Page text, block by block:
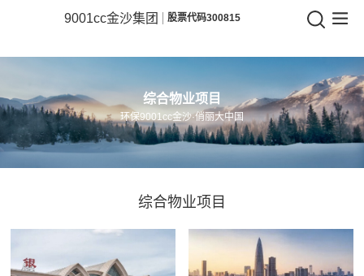
9001cc金沙集团
沙
集
团
股票代码300815
综合物业项目
环保9001cc金沙·俏丽大中国
综合物业项目